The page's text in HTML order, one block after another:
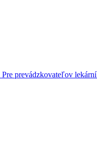
Pre prevádzkovateľov lekární